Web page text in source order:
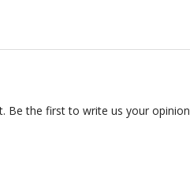
Be the first to write us your opinion